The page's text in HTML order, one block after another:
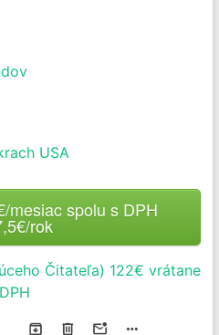
USA
mesiac spolu s DPH
rok
Čitateľa) 122€ vrátane
DPH